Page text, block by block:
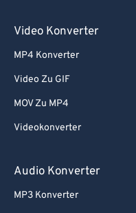
Video Konverter
MP4 Konverter
Video Zu GIF
MOV Zu MP4
Videokonverter
Audio Konverter
MP3 Konverter